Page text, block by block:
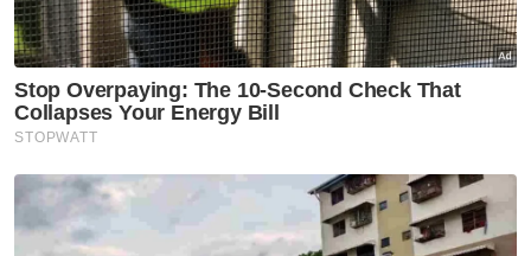
Selangor KL
Kes juruterbang didakwa
seludup dadah: Anthony Loke
perlu beri penjelasan - Pemuda
MCA